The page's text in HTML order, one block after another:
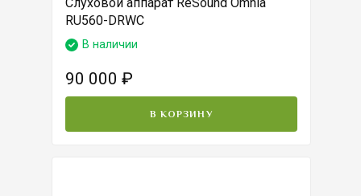
Слуховой аппарат ReSound Omnia
RU560-DRWC
В наличии
90 000 ₽
В КОРЗИНУ